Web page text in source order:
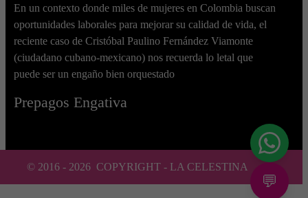
En un contexto donde miles de mujeres en Colombia buscan
oportunidades laborales para mejorar su calidad de vida, el
reciente caso de Cristóbal Paulino Fernández Viamonte
(ciudadano cubano-mexicano) nos recuerda lo letal que
puede ser un engaño bien orquestado
Prepagos Engativa
© 2016 - 2026 COPYRIGHT - LA CELESTINA